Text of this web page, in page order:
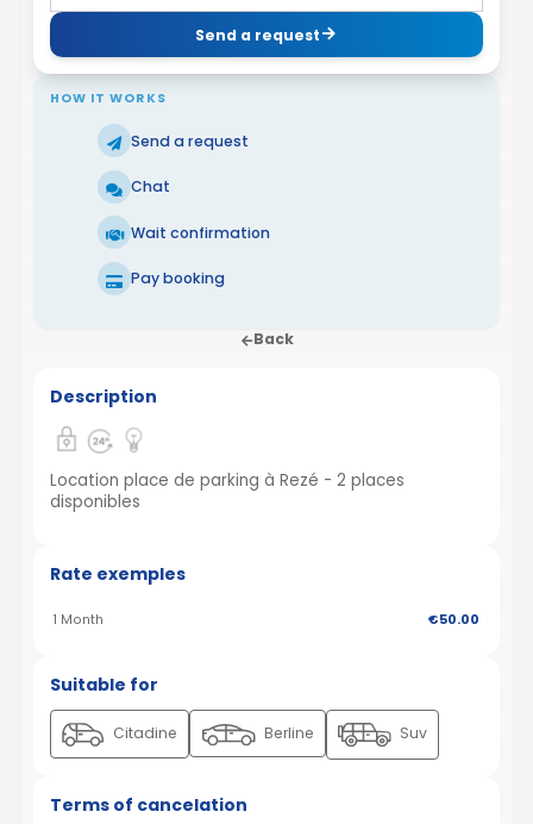
Send a request
HOW IT WORKS
Send a request
Chat
Wait confirmation
Pay booking
Back
Description
Location place de parking à Rezé - 2 places
disponibles
Rate exemples
1 Month €50.00
Suitable for
Citadine Berline Suv
Terms of cancelation